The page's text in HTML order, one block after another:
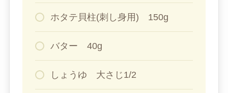
ホタテ貝柱(刺し身用) 150g
バター 40g
しょうゆ 大さじ1/2